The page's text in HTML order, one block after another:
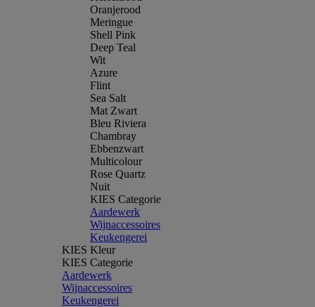
Oranjerood
Meringue
Shell Pink
Deep Teal
Wit
Azure
Flint
Sea Salt
Mat Zwart
Bleu Riviera
Chambray
Ebbenzwart
Multicolour
Rose Quartz
Nuit
KIES Categorie
Aardewerk
Wijnaccessoires
Keukengerei
KIES Kleur
KIES Categorie
Aardewerk
Wijnaccessoires
Keukengerei